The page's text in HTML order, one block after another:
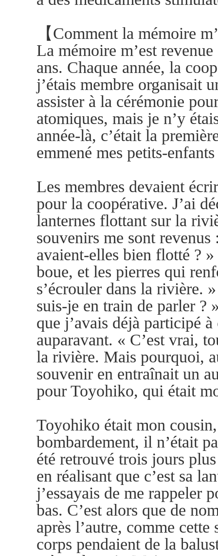
【Comment la mémoire
La mémoire m’est
ans. Chaque année, la
j’étais membre organisait
assister à la cérémonie
atomiques, mais je n’y
année-là, c’était la
emmené mes petits-
Les membres devaient
pour la coopérative. J’ai
lanternes flottant sur la
souvenirs me sont
avaient-elles bien flotté ?
boue, et les pierres qui
s’écrouler dans la rivière.
suis-je en train de parler ?
que j’avais déjà participé
auparavant. « C’est vrai,
la rivière. Mais pourquoi,
souvenir en entraînait un
pour Toyohiko, qui était
Toyohiko était mon
bombardement, il n’était
été retrouvé trois jours
en réalisant que c’est sa
j’essayais de me rappeler
bas. C’est alors que de
après l’autre, comme
corps pendaient de la